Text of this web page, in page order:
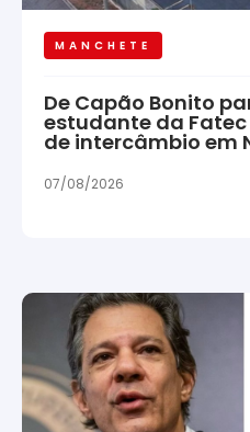
MANCHETE
De Capão Bonito
estudante da
de intercâmbio em
07/08/2026